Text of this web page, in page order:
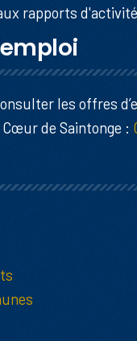
rapports
les offres
de Saintonge :